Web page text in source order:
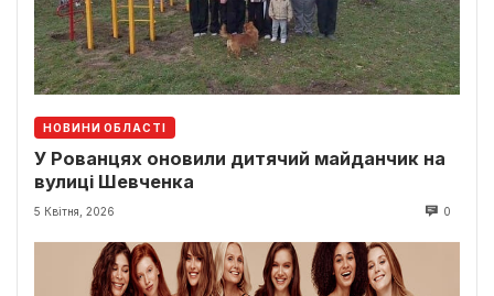
НОВИНИ ОБЛАСТІ
У Рованцях оновили дитячий майданчик на
вулиці Шевченка
5 Квітня, 2026 0